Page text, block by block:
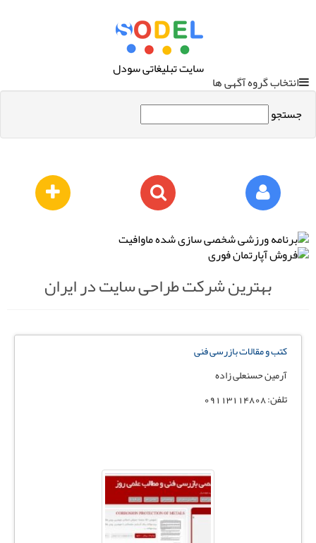
سایت تبلیغاتی سودل
انتخاب گروه آگهی ها
جستجو
بهترین شرکت طراحی سایت در ایران
کتب و مقالات بازرسی فنی
آرمین حسنعلی زاده
تلفن: 09113114808